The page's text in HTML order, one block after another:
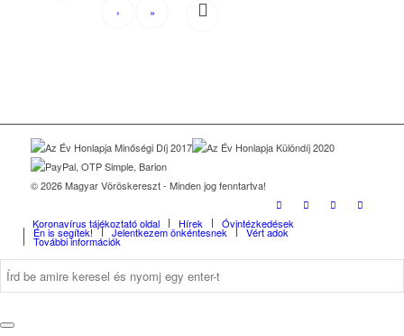
› »
© 2026 Magyar Vöröskereszt - Minden jog fenntartva!
Koronavírus tájékoztató oldal Hírek Óvintézkedések
Én is segítek! Jelentkezem önkéntesnek Vért adok
További információk